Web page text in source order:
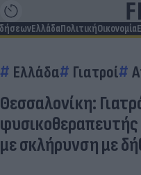
ΕλλάδαΠολιτικήΟικονομία
Ελλάδα Γιατροί
Θεσσαλονίκη:
με σκλήρυνση με